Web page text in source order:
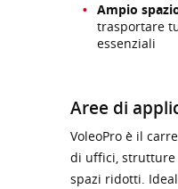
Ampio
trasportare
essenziali
Aree di
VoleoPro è il
di uffici, strutture
spazi ridotti.